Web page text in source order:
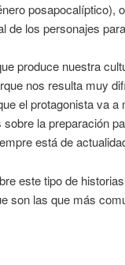
posapocalíptico),
de los personajes
produce nuestra
nos resulta muy
el protagonista va
la preparación
está de
este tipo de
son las que más